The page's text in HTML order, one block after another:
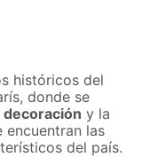
históricos del
donde se
y la
las
del país.